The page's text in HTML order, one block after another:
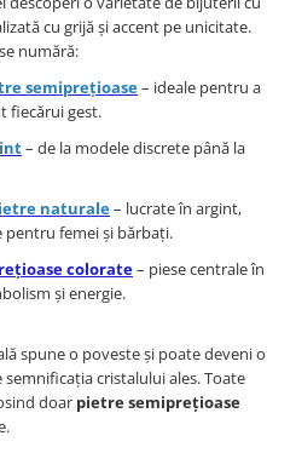
cu grijă și accent pe unicitate.
numără:
semiprețioase– ideale pentru a
fiecărui gest.
– de la modele discrete până la
naturale– lucrate în argint,
pentru femei și bărbați.
colorate– piese centrale în
și energie.
spune o poveste și poate deveni o
cristalului ales. Toate
doar pietre semiprețioase